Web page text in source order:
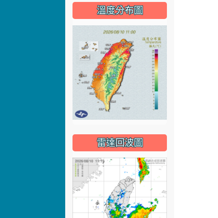
溫度分布圖
雷達回波圖